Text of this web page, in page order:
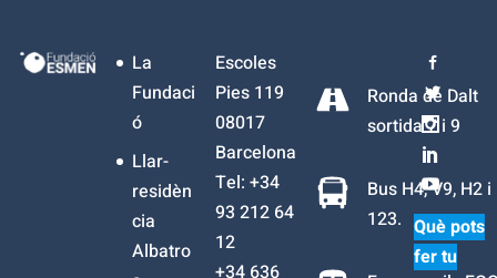
La
Fundaci
ó
Llar-
residèn
cia
Albatro
Escoles
Pies 119
08017
Barcelona
Tel: +34
93 212 64
12
+34 636
Ronda de Dalt
sortida 7 i 9
Bus H4, V9, H2 i
123. Què pots
fer tu